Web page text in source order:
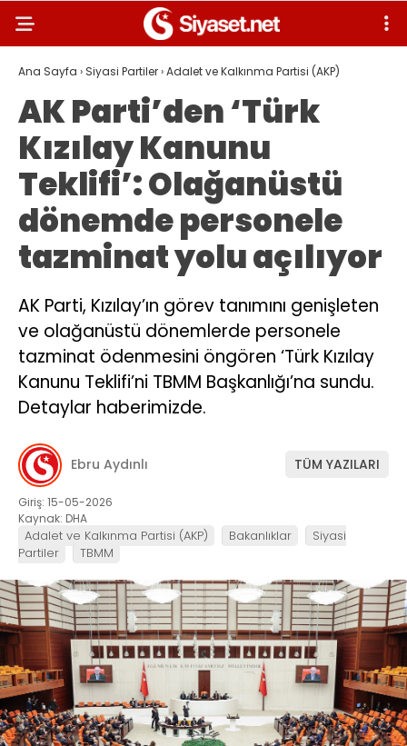
Ana Sayfa › Siyasi Partiler›Adalet ve Kalkınma Partisi (AKP)
AK Parti’den ‘Türk
Kızılay Kanunu
Teklifi’: Olağanüstü
dönemde personele
tazminat yolu açılıyor
AK Parti, Kızılay’ın görev tanımını genişleten
ve olağanüstü dönemlerde personele
tazminat ödenmesini öngören ‘Türk Kızılay
Kanunu Teklifi’ni TBMM Başkanlığı’na sundu.
Detaylar haberimizde.
Ebru Aydınlı TÜM YAZILARI
Giriş: 15-05-2026
Kaynak: DHA
Adalet ve Kalkınma Partisi (AKP) Bakanlıklar
Siyasi
Partiler
TBMM